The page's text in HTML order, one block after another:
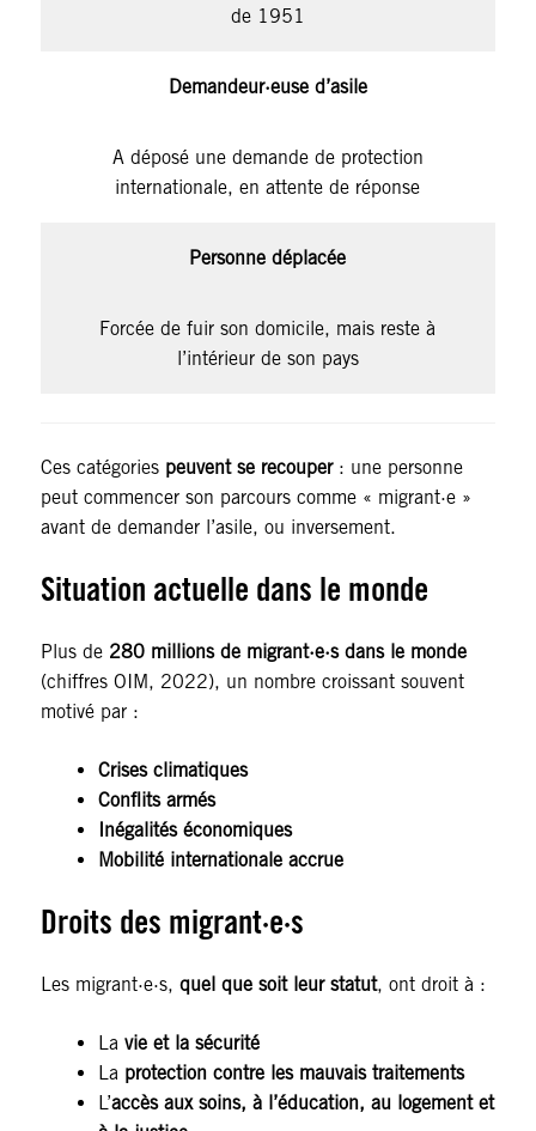
de 1951
Demandeur·euse d’asile
A déposé une demande de protection
internationale, en attente de réponse
Personne déplacée
Forcée de fuir son domicile, mais reste à
l’intérieur de son pays
Ces catégories peuvent se recouper: une personne
peut commencer son parcours comme « migrant·e »
avant de demander l’asile, ou inversement.
Situation actuelle dans le monde
Plus de 280 millions de migrant·e·s dans le monde
(chiffres OIM, 2022), un nombre croissant souvent
motivé par :
Crises climatiques
Conflits armés
Inégalités économiques
Mobilité internationale accrue
Droits des migrant·e·s
Les migrant·e·s, quel que soit leur statut, ont droit à :
La vie et la sécurité
La protection contre les mauvais traitements
L’accès aux soins, à l’éducation, au logement et